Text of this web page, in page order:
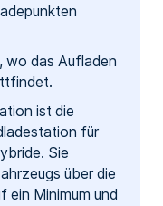
wo das Aufladen
ist die
für
Sie
über die
ein Minimum und